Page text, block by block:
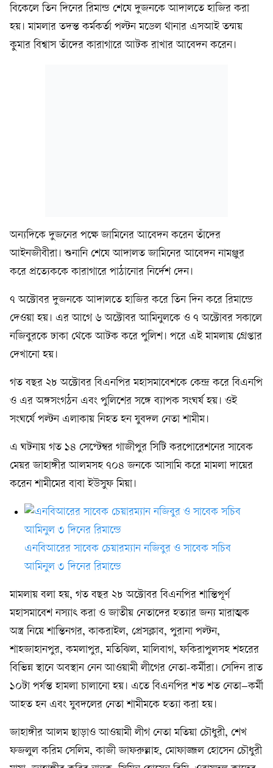
বিকেলে তিন দিনের রিমান্ড শেষে দুজনকে আদালতে হাজির করা
হয়। মামলার তদন্ত কর্মকর্তা পল্টন মডেল থানার এসআই তন্ময়
কুমার বিশ্বাস তাঁদের কারাগারে আটক রাখার আবেদন করেন।
অন্যদিকে দুজনের পক্ষে জামিনের আবেদন করেন তাঁদের
আইনজীবীরা। শুনানি শেষে আদালত জামিনের আবেদন নামঞ্জুর
করে প্রত্যেককে কারাগারে পাঠানোর নির্দেশ দেন।
৭ অক্টোবর দুজনকে আদালতে হাজির করে তিন দিন করে রিমান্ডে
দেওয়া হয়। এর আগে ৬ অক্টোবর আমিনুলকে ও ৭ অক্টোবর সকালে
নজিবুরকে ঢাকা থেকে আটক করে পুলিশ। পরে এই মামলায় গ্রেপ্তার
দেখানো হয়।
গত বছর ২৮ অক্টোবর বিএনপির মহাসমাবেশকে কেন্দ্র করে বিএনপি
ও এর অঙ্গসংগঠন এবং পুলিশের সঙ্গে ব্যাপক সংঘর্ষ হয়। ওই
সংঘর্ষে পল্টন এলাকায় নিহত হন যুবদল নেতা শামীম।
এ ঘটনায় গত ১৪ সেপ্টেম্বর গাজীপুর সিটি করপোরেশনের সাবেক
মেয়র জাহাঙ্গীর আলমসহ ৭০৪ জনকে আসামি করে মামলা দায়ের
করেন শামীমের বাবা ইউসুফ মিয়া।
এনবিআরের সাবেক চেয়ারম্যান নজিবুর ও সাবেক সচিব
আমিনুল ৩ দিনের রিমান্ডে
মামলায় বলা হয়, গত বছর ২৮ অক্টোবর বিএনপির শান্তিপূর্ণ
মহাসমাবেশ নস্যাৎ করা ও জাতীয় নেতাদের হত্যার জন্য মারাত্মক
অস্ত্র নিয়ে শান্তিনগর, কাকরাইল, প্রেসক্লাব, পুরানা পল্টন,
শাহজাহানপুর, কমলাপুর, মতিঝিল, মালিবাগ, ফকিরাপুলসহ শহরের
বিভিন্ন স্থানে অবস্থান নেন আওয়ামী লীগের নেতা-কর্মীরা। সেদিন রাত
১০টা পর্যন্ত হামলা চালানো হয়। এতে বিএনপির শত শত নেতা–কর্মী
আহত হন এবং যুবদলের নেতা শামীমকে হত্যা করা হয়।
জাহাঙ্গীর আলম ছাড়াও আওয়ামী লীগ নেতা মতিয়া চৌধুরী, শেখ
ফজলুল করিম সেলিম, কাজী জাফরুল্লাহ, মোফাজ্জল হোসেন চৌধুরী